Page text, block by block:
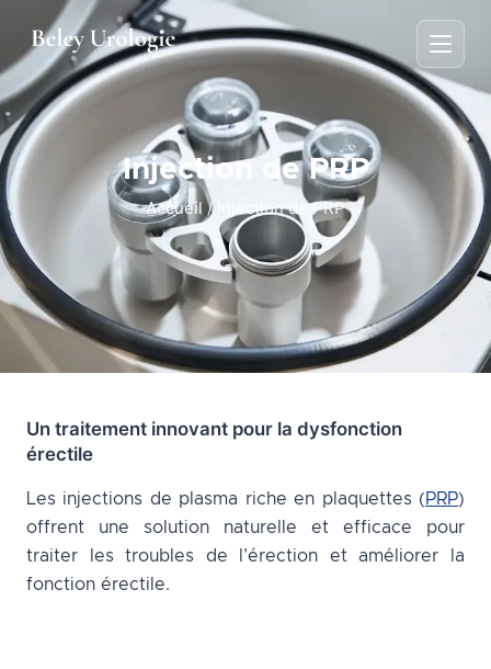
Injection de PRP
Accueil / Injection de PRP
Un traitement innovant pour la dysfonction
érectile
Les injections de plasma riche en plaquettes (PRP)
offrent une solution naturelle et efficace pour
traiter les troubles de l’érection et améliorer la
fonction érectile.